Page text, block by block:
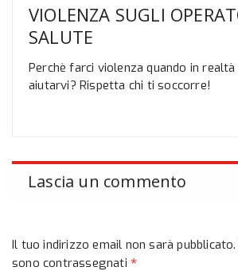
VIOLENZA SUGLI
SALUTE
Perchè farci violenza quando in
aiutarvi? Rispetta chi ti soccorre!
Lascia un commento
Il tuo indirizzo email non sarà pubblicato.
sono contrassegnati *